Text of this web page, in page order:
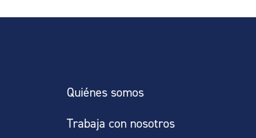
Quiénes somos
Trabaja con nosotros